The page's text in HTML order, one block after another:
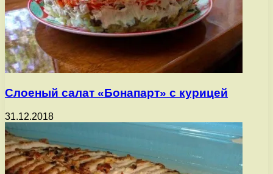
Слоеный салат «Бонапарт» с курицей
31.12.2018